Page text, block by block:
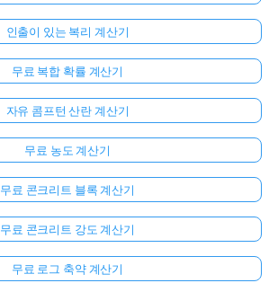
인출이 있는 복리 계산기
무료 복합 확률 계산기
자유 콤프턴 산란 계산기
무료 농도 계산기
무료 콘크리트 블록 계산기
무료 콘크리트 강도 계산기
무료 로그 축약 계산기